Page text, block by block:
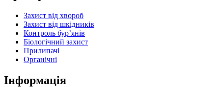
Захист від хвороб
Захист від шкідників
Контроль бур’янів
Біологічний захист
Прилипачі
Органічні
Інформація